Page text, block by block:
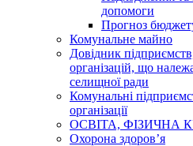
допомоги
Прогноз
Комунальне майно
Довідник
організацій, що
селищної ради
Комунальні
організації
ОСВІТА, ФІЗИЧНА
Охорона здоров’я